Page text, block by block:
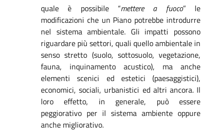
quale è possibile “mettere a fuoco” le
modificazioni che un Piano potrebbe introdurre
nel sistema ambientale. Gli impatti possono
riguardare più settori, quali quello ambientale in
senso stretto (suolo, sottosuolo, vegetazione,
fauna, inquinamento acustico), ma anche
elementi scenici ed estetici (paesaggistici),
economici, sociali, urbanistici ed altri ancora. Il
loro effetto, in generale, può essere
peggiorativo per il sistema ambiente oppure
anche migliorativo.